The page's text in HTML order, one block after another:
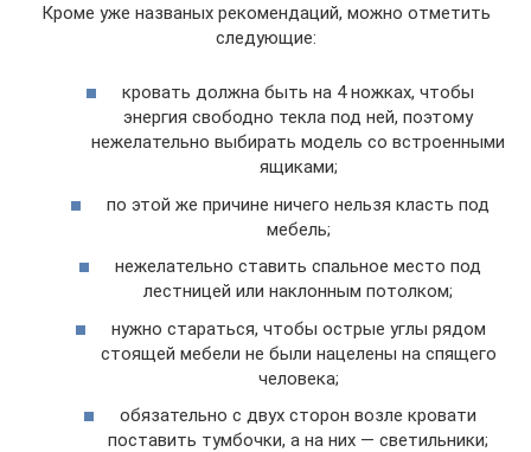
Кроме уже названых рекомендаций, можно отметить
следующие:
кровать должна быть на 4 ножках, чтобы
энергия свободно текла под ней, поэтому
нежелательно выбирать модель со встроенными
ящиками;
по этой же причине ничего нельзя класть под
мебель;
нежелательно ставить спальное место под
лестницей или наклонным потолком;
нужно стараться, чтобы острые углы рядом
стоящей мебели не были нацелены на спящего
человека;
обязательно с двух сторон возле кровати
поставить тумбочки, а на них — светильники;